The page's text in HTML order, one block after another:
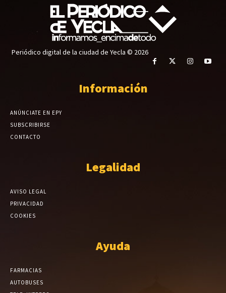
Periódico digital de la ciudad de Yecla © 2026
Información
ANÚNCIATE EN EPY
SUBSCRIBIRSE
CONTACTO
Legalidad
AVISO LEGAL
PRIVACIDAD
COOKIES
Ayuda
FARMACIAS
AUTOBUSES